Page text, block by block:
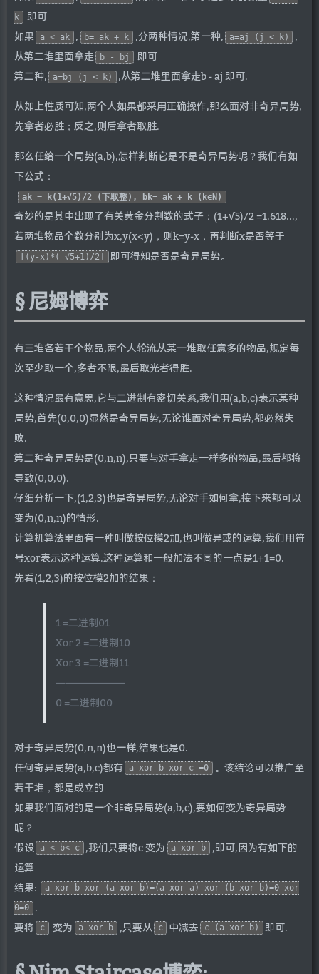
k
即可
如果
a < ak , b= ak + k ,分两种情况,第一种, a=aj (j < k)
,
从第二堆里面拿走
b - bj
即可
第二种,
a=bj (j < k) ,从第二堆里面拿走b - aj 即可.
从如上性质可知,两个人如果都采用正确操作,那么面对非奇异局势,
先拿者必胜；反之,则后拿者取胜.
那么任给一个局势(a,b),怎样判断它是不是奇异局势呢？我们有如
下公式：
ak = k(1+√5)/2 (下取整), bk= ak + k (k∈N)
奇妙的是其中出现了有关黄金分割数的式子：(1+√5)/2 =1.618...,
若两堆物品个数分别为x,y(x<y)，则k=y-x，再判断x是否等于
[(y-x)*( √5+1)/2] 即可得知是否是奇异局势。
尼姆博弈
有三堆各若干个物品,两个人轮流从某一堆取任意多的物品,规定每
次至少取一个,多者不限,最后取光者得胜.
这种情况最有意思,它与二进制有密切关系,我们用(a,b,c)表示某种
局势,首先(0,0,0)显然是奇异局势,无论谁面对奇异局势,都必然失
败.
第二种奇异局势是(0,n,n),只要与对手拿走一样多的物品,最后都将
导致(0,0,0).
仔细分析一下,(1,2,3)也是奇异局势,无论对手如何拿,接下来都可以
变为(0,n,n)的情形.
计算机算法里面有一种叫做按位模2加,也叫做异或的运算,我们用符
号xor表示这种运算.这种运算和一般加法不同的一点是1+1=0.
先看(1,2,3)的按位模2加的结果：
1 =二进制01
Xor 2 =二进制10
Xor 3 =二进制11
———————
0 =二进制00
对于奇异局势(0,n,n)也一样,结果也是0.
任何奇异局势(a,b,c)都有
a xor b xor c =0
。该结论可以推广至
若干堆，都是成立的
如果我们面对的是一个非奇异局势(a,b,c),要如何变为奇异局势
呢？
假设
a < b< c ,我们只要将c 变为 a xor b
,即可,因为有如下的
运算
结果:
a xor b xor (a xor b)=(a xor a) xor (b xor b)=0 xor
0=0
.
要将
c 变为 a xor b ,只要从 c 中减去 c-(a xor b) 即可.